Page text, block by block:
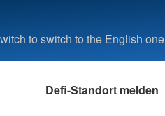
to switch to the English one
Defi-Standort melden